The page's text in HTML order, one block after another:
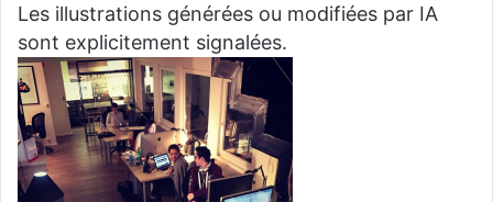
Les illustrations générées ou modifiées par IA
sont explicitement signalées.